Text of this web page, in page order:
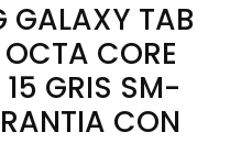
GALAXY TAB
CORE
GRIS SM-
CON